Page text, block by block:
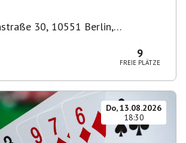
30, 10551 Berlin,
9
FREIE PLÄTZE
Do, 13.08.2026
18:30